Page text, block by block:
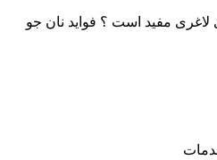
لاغری مفید است ؟ فواید نان جو